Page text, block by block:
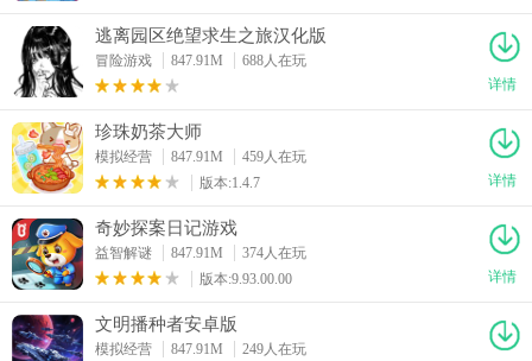
逃离园区绝望求生之旅汉化版
冒险游戏 847.91M
688人在玩
详情
珍珠奶茶大师
模拟经营 847.91M
459人在玩
版本:1.4.7
详情
奇妙探案日记游戏
益智解谜 847.91M
374人在玩
版本:9.93.00.00
详情
文明播种者安卓版
模拟经营 847.91M 249人在玩